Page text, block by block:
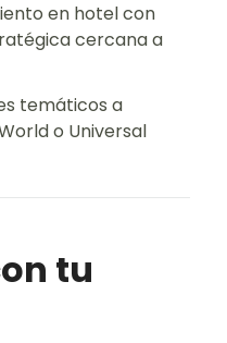
en hotel con
cercana a
temáticos a
o Universal
tu